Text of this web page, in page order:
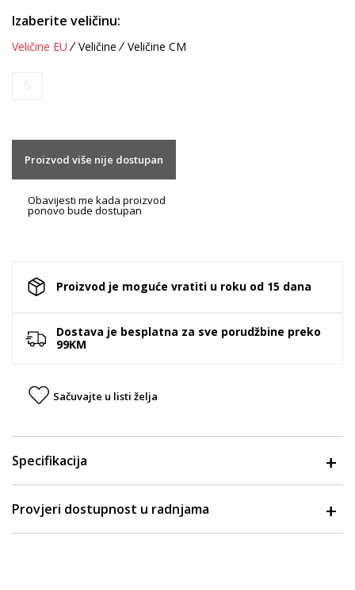
Izaberite veličinu:
Veličine EU Veličine Veličine CM
Proizvod više nije dostupan
Obavijesti me kada proizvod
ponovo bude dostupan
Proizvod je moguće vratiti u roku od 15 dana
Dostava je besplatna za sve porudžbine preko
99KM
Sačuvajte u listi želja
Specifikacija
Provjeri dostupnost u radnjama